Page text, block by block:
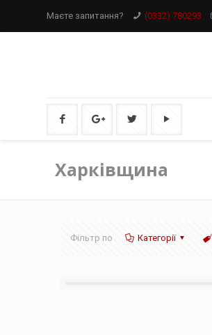
Маєте запитання? (0332) 780293
Харківщина
Фільтр по Категорії